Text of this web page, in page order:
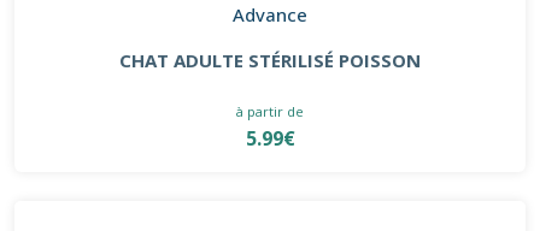
Advance
CHAT ADULTE STÉRILISÉ POISSON
à partir de
5.99€